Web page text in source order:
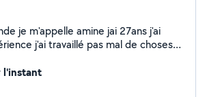
je m'appelle amine jai 27ans j'ai
j'ai travaillé pas mal de choses
défis, faire un bon boulot qui fait
l'instant